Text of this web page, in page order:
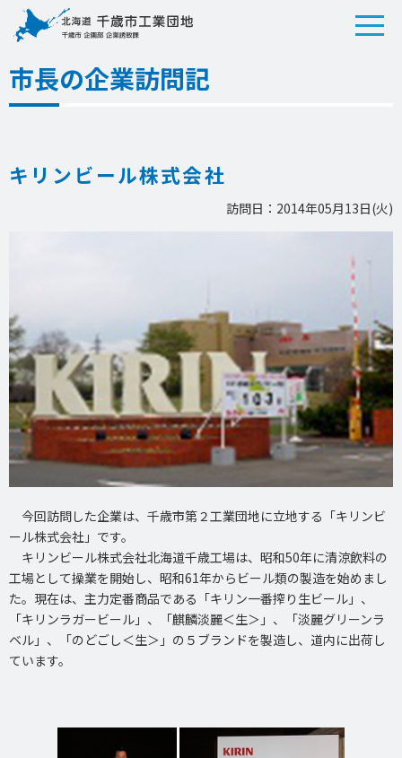
市長の企業訪問記
キリンビール株式会社
訪問日：2014年05月13日(火)
今回訪問した企業は、千歳市第２工業団地に立地する「キリンビ
ール株式会社」です。
キリンビール株式会社北海道千歳工場は、昭和50年に清涼飲料の
工場として操業を開始し、昭和61年からビール類の製造を始めまし
た。現在は、主力定番商品である「キリン一番搾り生ビール」、
「キリンラガービール」、「麒麟淡麗＜生＞」、「淡麗グリーンラ
ベル」、「のどごし＜生＞」の５ブランドを製造し、道内に出荷し
ています。